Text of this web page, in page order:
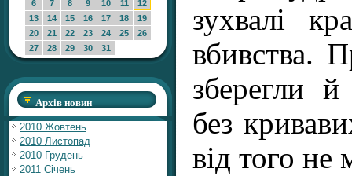
6
7 8 9 10 11
12
13
14 15 16 17 18
19
20
21 22 23 24 25
26
27
28 29 30 31
Архів новин
2010 Жовтень
2010 Листопад
2010 Грудень
2011 Січень
зухвалі
вбивства.
зберегли
без
від того